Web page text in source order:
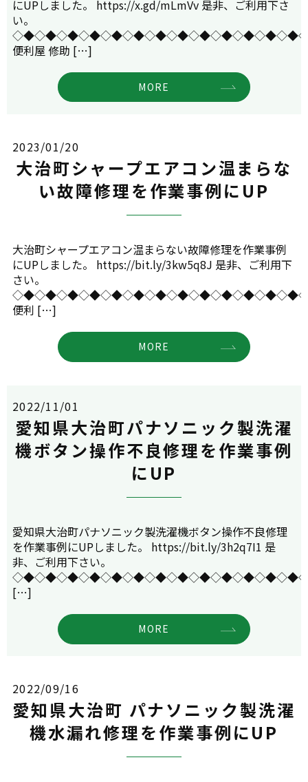
にUPしました。 https://x.gd/mLmVv 是非、ご利用下さ
い。
便利屋 修助 […]
MORE
2023/01/20
大治町シャープエアコン温まらな
い故障修理を作業事例にUP
大治町シャープエアコン温まらない故障修理を作業事例
にUPしました。 https://bit.ly/3kw5q8J 是非、ご利用下
さい。
便利 […]
MORE
2022/11/01
愛知県大治町パナソニック製洗濯
機ボタン操作不良修理を作業事例
にUP
愛知県大治町パナソニック製洗濯機ボタン操作不良修理
を作業事例にUPしました。 https://bit.ly/3h2q7I1 是
非、ご利用下さい。
[…]
MORE
2022/09/16
愛知県大治町 パナソニック製洗濯
機水漏れ修理を作業事例にUP